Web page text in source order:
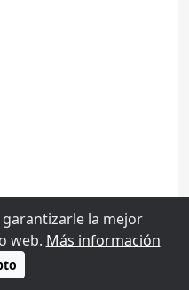
la mejor
web. Más información